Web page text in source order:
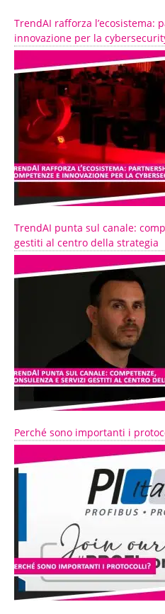
TrendAI rafforza l’ecosistema:
innovazione per la
TrendAI punta sul canale:
gestiti al centro della strategia
Perché sono importanti i